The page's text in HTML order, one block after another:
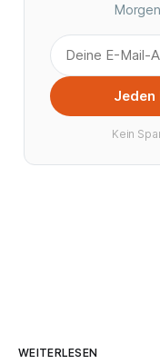
Jeden
Kein
WEITERLESEN